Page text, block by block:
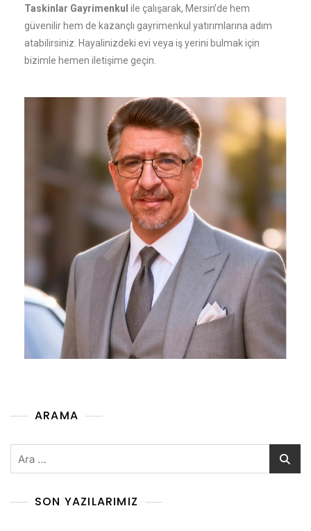
Taskinlar Gayrimenkul ile çalışarak, Mersin’de hem
güvenilir hem de kazançlı gayrimenkul yatırımlarına adım
atabilirsiniz. Hayalinizdeki evi veya iş yerini bulmak için
bizimle hemen iletişime geçin.
ARAMA
SON YAZILARIMIZ